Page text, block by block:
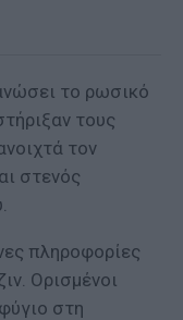
το ρωσικό
τους
τον
στενός
πληροφορίες
Ορισμένοι
στη